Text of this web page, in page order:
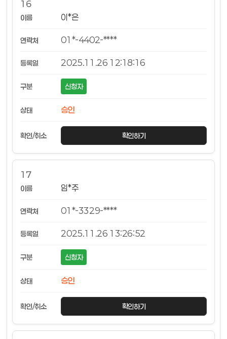
16
이*은
01*-4402-****
2025.11.26 12:18:16
신청자
승인
확인하기
17
임*주
01*-3329-****
2025.11.26 13:26:52
신청자
승인
확인하기